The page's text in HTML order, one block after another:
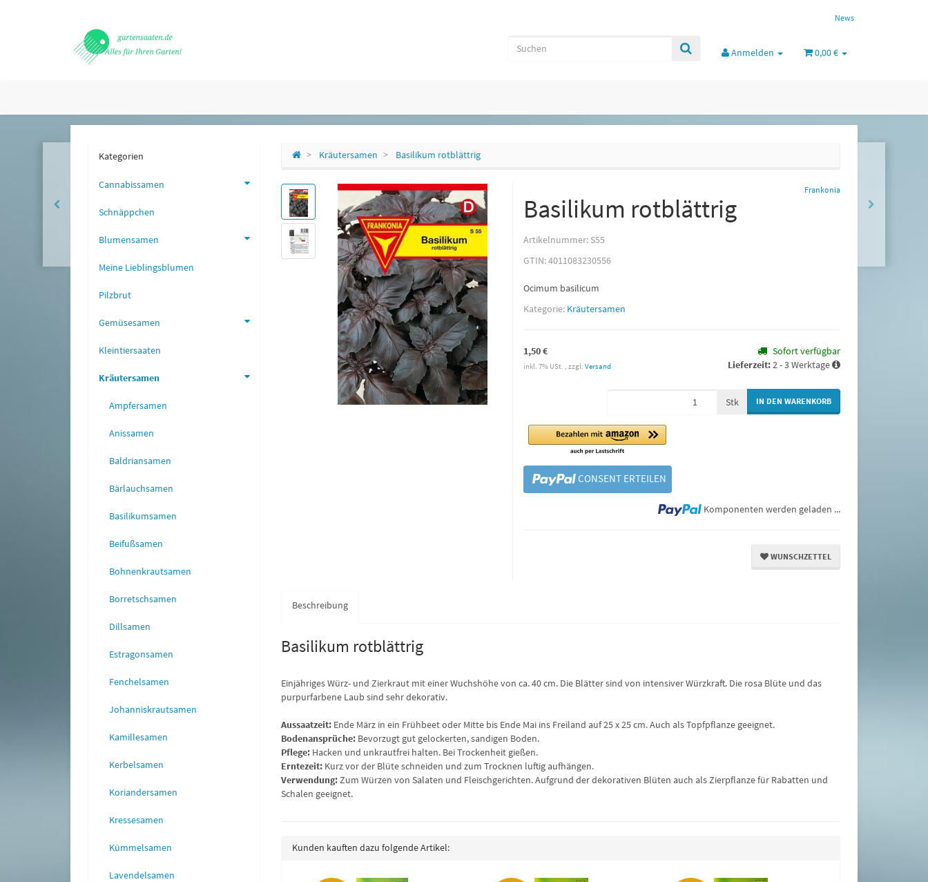
News
Anmelden 0,00 €
Kräutersamen Basilikum rotblättrig
Frankonia
Basilikum rotblättrig
Artikelnummer: S55
GTIN:4011083230556
Ocimum basilicum
Kategorie: Kräutersamen
1,50 €
inkl. 7% USt. , zzgl. Versand
Sofort verfügbar
Lieferzeit:2 - 3 Werktage
Stk IN DEN WARENKORB
CONSENT ERTEILEN
Loading...
Komponenten werden geladen ...
WUNSCHZETTEL
Beschreibung
Basilikum rotblättrig
Einjähriges Würz- und Zierkraut mit einer Wuchshöhe von ca. 40 cm. Die Blätter sind von intensiver Würzkraft. Die rosa Blüte und das
purpurfarbene Laub sind sehr dekorativ.
Aussaatzeit: Ende März in ein Frühbeet oder Mitte bis Ende Mai ins Freiland auf 25 x 25 cm. Auch als Topfpflanze geeignet.
Bodenansprüche: Bevorzugt gut gelockerten, sandigen Boden.
Pflege: Hacken und unkrautfrei halten. Bei Trockenheit gießen.
Erntezeit: Kurz vor der Blüte schneiden und zum Trocknen luftig aufhängen.
Verwendung:Zum Würzen von Salaten und Fleischgerichten. Aufgrund der dekorativen Blüten auch als Zierpflanze für Rabatten und
Schalen geeignet.
Kunden kauften dazu folgende Artikel:
Kategorien
Cannabissamen
Schnäppchen
Blumensamen
Meine Lieblingsblumen
Pilzbrut
Gemüsesamen
Kleintiersaaten
Kräutersamen
Ampfersamen
Anissamen
Baldriansamen
Bärlauchsamen
Basilikumsamen
Beifußsamen
Bohnenkrautsamen
Borretschsamen
Dillsamen
Estragonsamen
Fenchelsamen
Johanniskrautsamen
Kamillesamen
Kerbelsamen
Koriandersamen
Kressesamen
Kümmelsamen
Lavendelsamen